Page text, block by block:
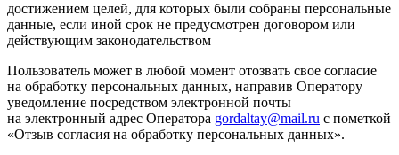
достижением целей, для которых были собраны персональные
данные, если иной срок не предусмотрен договором или
действующим законодательством
Пользователь может в любой момент отозвать свое согласие
на обработку персональных данных, направив Оператору
уведомление посредством электронной почты
на электронный адрес Оператора gordaltay@mail.ru с пометкой
«Отзыв согласия на обработку персональных данных».